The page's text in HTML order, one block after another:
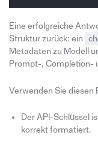
Eine erfolgreiche
Struktur zurück: ein
Metadaten zu Modell
Prompt-, Completion-
Verwenden Sie diesen
Der API-Schlüssel
korrekt formatiert.